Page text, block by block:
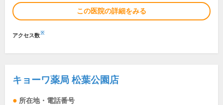
この医院の詳細をみる
アクセス数※
キョーワ薬局 松葉公園店
所在地・電話番号